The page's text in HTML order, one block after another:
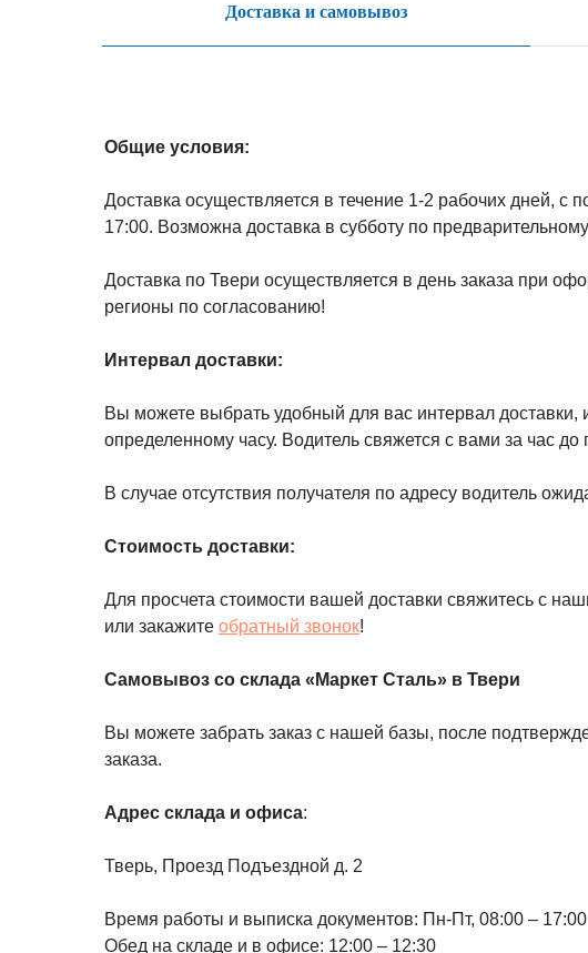
Доставка и самовывоз
Общие условия:
Доставка осуществляется в течение 1-2 рабочих дней, с
17:00. Возможна доставка в субботу по
Доставка по Твери осуществляется в день заказа при
регионы по согласованию!
Интервал доставки:
Вы можете выбрать удобный для вас интервал доставки,
определенному часу. Водитель свяжется с вами за час до
В случае отсутствия получателя по адресу водитель
Стоимость доставки:
Для просчета стоимости вашей доставки свяжитесь с
или закажите обратный звонок!
Самовывоз со склада «Маркет Сталь» в Твери
Вы можете забрать заказ с нашей базы, после
заказа.
Адрес склада и офиса:
Тверь, Проезд Подъездной д. 2
Время работы и выписка документов: Пн-Пт, 08:00 – 17:00
Обед на складе и в офисе: 12:00 – 12:30